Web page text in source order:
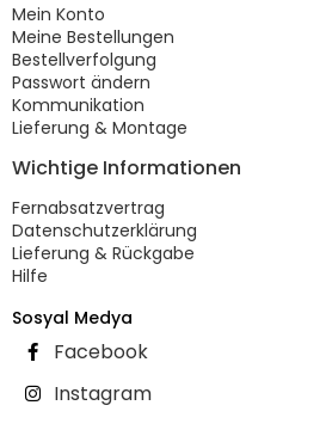
Mein Konto
Meine Bestellungen
Bestellverfolgung
Passwort ändern
Kommunikation
Lieferung & Montage
Wichtige Informationen
Fernabsatzvertrag
Datenschutzerklärung
Lieferung & Rückgabe
Hilfe
Sosyal Medya
Facebook
Instagram